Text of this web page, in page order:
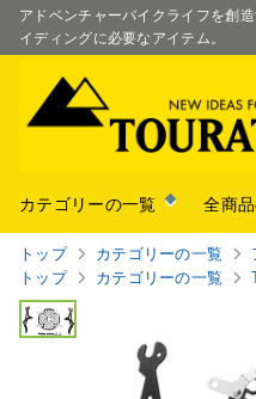
アドベンチャーバイクライフを創
イディングに必要なアイテム。
カテゴリーの一覧 全商
トップ カテゴリーの一覧
トップ
カテゴリーの一覧